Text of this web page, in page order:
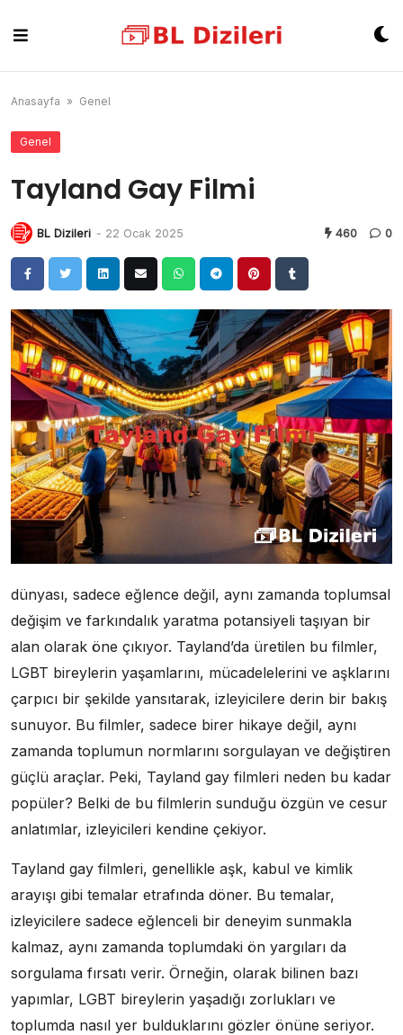
content
Anasayfa » Genel
Genel
Tayland Gay Filmi
BL Dizileri - 22 Ocak 2025 460 0
dünyası, sadece eğlence değil, aynı zamanda toplumsal
değişim ve farkındalık yaratma potansiyeli taşıyan bir
alan olarak öne çıkıyor. Tayland’da üretilen bu filmler,
LGBT bireylerin yaşamlarını, mücadelelerini ve aşklarını
çarpıcı bir şekilde yansıtarak, izleyicilere derin bir bakış
sunuyor. Bu filmler, sadece birer hikaye değil, aynı
zamanda toplumun normlarını sorgulayan ve değiştiren
güçlü araçlar. Peki, Tayland gay filmleri neden bu kadar
popüler? Belki de bu filmlerin sunduğu özgün ve cesur
anlatımlar, izleyicileri kendine çekiyor.
Tayland gay filmleri, genellikle aşk, kabul ve kimlik
arayışı gibi temalar etrafında döner. Bu temalar,
izleyicilere sadece eğlenceli bir deneyim sunmakla
kalmaz, aynı zamanda toplumdaki ön yargıları da
sorgulama fırsatı verir. Örneğin, olarak bilinen bazı
yapımlar, LGBT bireylerin yaşadığı zorlukları ve
toplumda nasıl yer bulduklarını gözler önüne seriyor.